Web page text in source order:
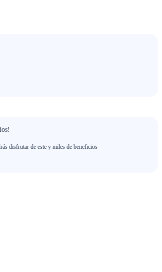
disfrutar de este y miles de beneficios